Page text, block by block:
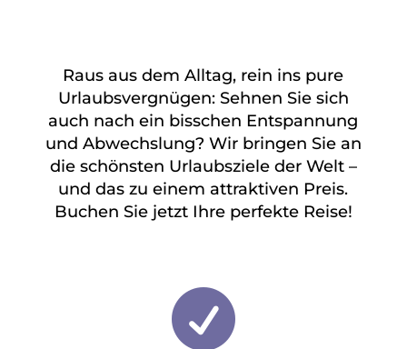
Raus aus dem Alltag, rein ins pure
Urlaubsvergnügen: Sehnen Sie sich
auch nach ein bisschen Entspannung
und Abwechslung? Wir bringen Sie an
die schönsten Urlaubsziele der Welt –
und das zu einem attraktiven Preis.
Buchen Sie jetzt Ihre perfekte Reise!
